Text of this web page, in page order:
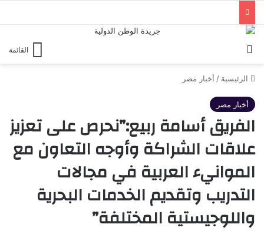
القائمة
الرئيسية / أخبار مصر
أخبار مصر
الفريق أسامة ربيع:”نحرص على تعزيز
علاقات الشراكة وأوجه التعاون مع
الموانيء العربية في مجالات
التدريب وتقديم الخدمات البحرية
واللوجيستية المختلفة”